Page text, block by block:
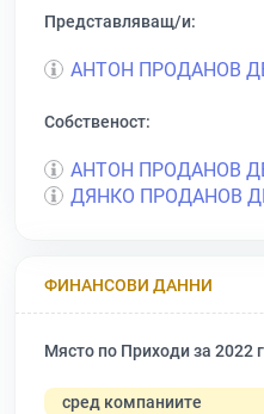
Представляващ/и:
АНТОН ПРОДАНОВ
Собственост:
АНТОН ПРОДАНОВ
ДЯНКО ПРОДАНОВ
ФИНАНСОВИ ДАННИ
Място по Приходи за 2022
сред компаниите